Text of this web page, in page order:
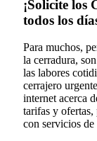
¡Solicite los
todos los
Para muchos,
la cerradura,
las labores
cerrajero
internet acerca
tarifas y ofertas,
con servicios